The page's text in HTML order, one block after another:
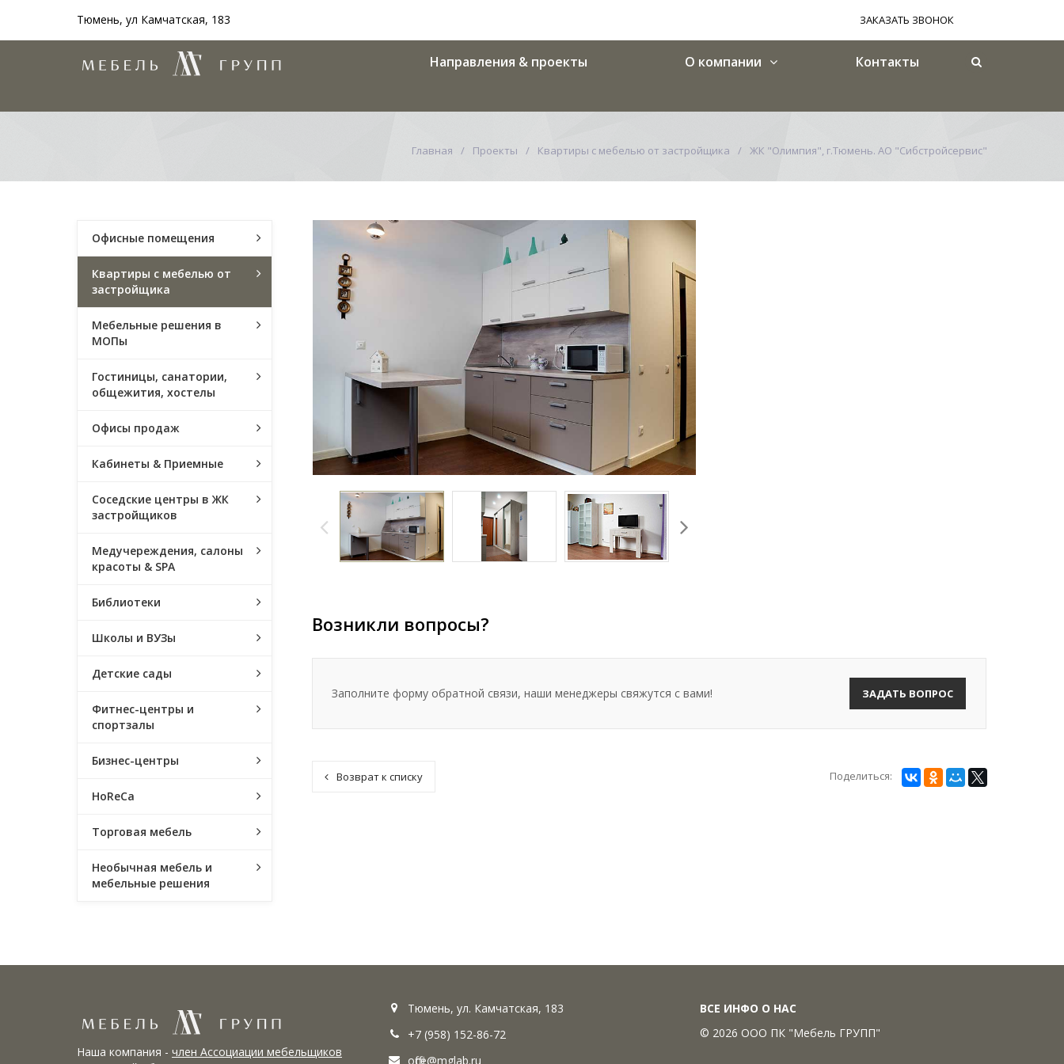
Тюмень, ул Камчатская, 183 ЗАКАЗАТЬ ЗВОНОК
Направления & проекты О компании Контакты
Главная Проекты Квартиры с мебелью от застройщика ЖК "Олимпия", г.Тюмень. АО "Сибстройсервис"
Возникли вопросы?
Заполните форму обратной связи, наши менеджеры свяжутся с вами! ЗАДАТЬ ВОПРОС
Возврат к списку Поделиться:
Офисные помещения
Квартиры с мебелью от
застройщика
Мебельные решения в
МОПы
Гостиницы, санатории,
общежития, хостелы
Офисы продаж
Кабинеты & Приемные
Соседские центры в ЖК
застройщиков
Медучереждения, салоны
красоты & SPA
Библиотеки
Школы и ВУЗы
Детские сады
Фитнес-центры и
спортзалы
Бизнес-центры
HoReCa
Торговая мебель
Необычная мебель и
мебельные решения
Наша компания - член Ассоциации мебельщиков
Тюмень, ул. Камчатская, 183
+7 (958) 152-86-72
office@mglab.ru
ВСЕ ИНФО О НАС
© 2026 ООО ПК "Мебель ГРУПП"